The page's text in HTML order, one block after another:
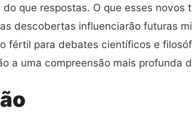
que respostas. O que esses
descobertas influenciarão futuras
fértil para debates científicos e
a uma compreensão mais profunda